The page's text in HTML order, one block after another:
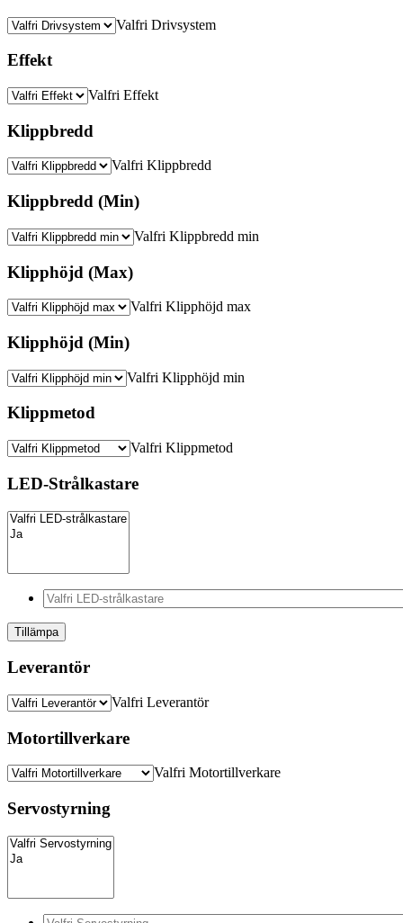
Valfri Drivsystem
Effekt
Valfri Effekt
Klippbredd
Valfri Klippbredd
Klippbredd (Min)
Valfri Klippbredd min
Klipphöjd (Max)
Valfri Klipphöjd max
Klipphöjd (Min)
Valfri Klipphöjd min
Klippmetod
Valfri Klippmetod
LED-Strålkastare
Tillämpa
Leverantör
Valfri Leverantör
Motortillverkare
Valfri Motortillverkare
Servostyrning